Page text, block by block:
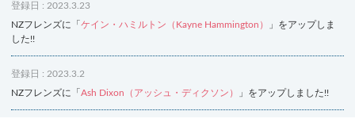
登録日 : 2023.3.23
NZフレンズに「 ケイン・ハミルトン（Kayne Hammington）
」をアップしま
した!!
登録日 : 2023.3.2
NZフレンズに「 Ash Dixon（アッシュ・ディクソン） 」をアップしました!!